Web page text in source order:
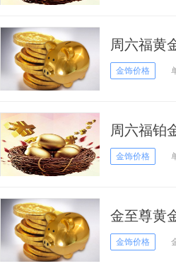
周六福黄
格金饰价格
周六福铂
金饰价格
金至尊黄
金饰价格